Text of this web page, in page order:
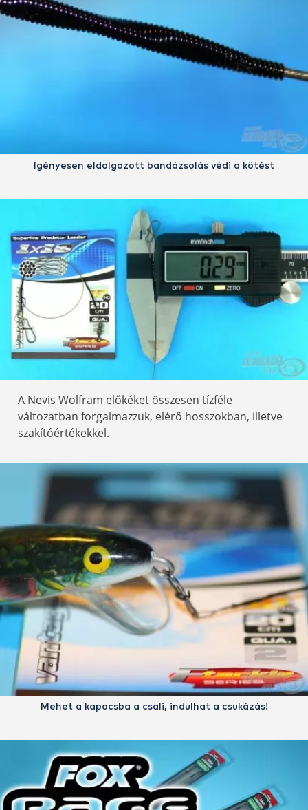
Igényesen eldolgozott bandázsolás védi a kötést
A Nevis Wolfram előkéket összesen tízféle
változatban forgalmazzuk, elérő hosszokban, illetve
szakítóértékekkel.
Mehet a kapocsba a csali, indulhat a csukázás!